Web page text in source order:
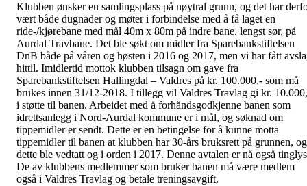
Klubben ønsker en samlingsplass på nøytral grunn, og det har
vært både dugnader og møter i forbindelse med å få laget en
ride-/kjørebane med mål 40m x 80m på indre bane, lengst sør, på
Aurdal Travbane. Det ble søkt om midler fra Sparebankstiftelsen
DnB både på våren og høsten i 2016 og 2017, men vi har fått
hittil. Imidlertid mottok klubben tilsagn om gave fra
Sparebankstiftelsen Hallingdal – Valdres på kr. 100.000,- som må
brukes innen 31/12-2018. I tillegg vil Valdres Travlag gi kr.
i støtte til banen. Arbeidet med å forhåndsgodkjenne banen som
idrettsanlegg i Nord-Aurdal kommune er i mål, og søknad om
tippemidler er sendt. Dette er en betingelse for å kunne motta
tippemidler til banen at klubben har 30-års bruksrett på grunnen, og
dette ble vedtatt og i orden i 2017. Denne avtalen er nå også
De av klubbens medlemmer som bruker banen må være medlem
også i Valdres Travlag og betale treningsavgift.